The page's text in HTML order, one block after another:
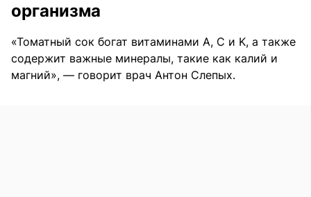
организма
«Томатный сок богат витаминами A, C и K, а также
содержит важные минералы, такие как калий и
магний», — говорит врач Антон Слепых.